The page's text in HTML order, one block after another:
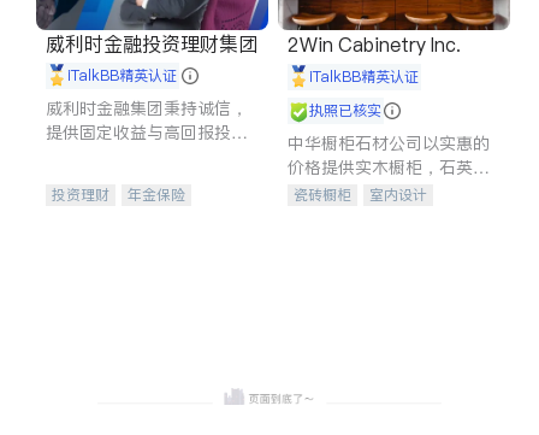
威利时金融投资理财集团
iTalkBB精英认证
威利时金融集团秉持诚信，
提供固定收益与高回报投资
合，助力客户实现目标
投资理财
年金保险
2Win Cabinetry Inc.
iTalkBB精英认证
执照已核实
中华橱柜石材公司以实惠的
价格提供实木橱柜，石英石
台面，多种优质不锈钢水
瓷砖橱柜
室内设计